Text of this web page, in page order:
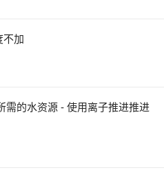
不加
需的水资源 - 使用离子推进推进